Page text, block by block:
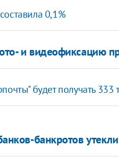
0,1%
и видеофиксацию
будет получать 333
банкротов